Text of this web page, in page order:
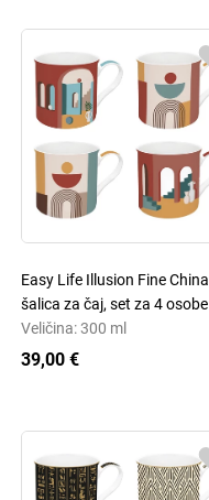
Easy Life Illusion Fine China
šalica za čaj, set za 4 osobe
Veličina: 300 ml
39,00 €